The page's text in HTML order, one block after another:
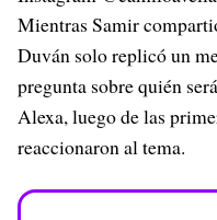
Mientras Samir
Duván solo replicó un
pregunta sobre quién
Alexa, luego de las
reaccionaron al tema.